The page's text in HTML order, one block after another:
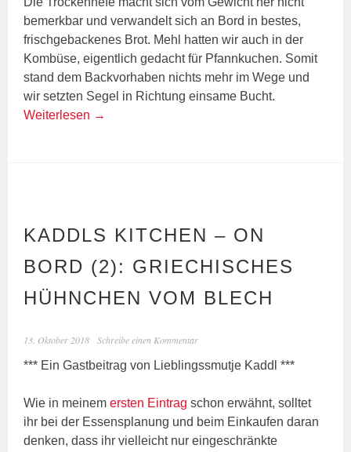
bemerkbar und verwandelt sich an Bord in bestes,
frischgebackenes Brot. Mehl hatten wir auch in der
Kombüse, eigentlich gedacht für Pfannkuchen. Somit
stand dem Backvorhaben nichts mehr im Wege und
wir setzten Segel in Richtung einsame Bucht.
Weiterlesen →
KADDLS KITCHEN – ON
BORD (2): GRIECHISCHES
HÜHNCHEN VOM BLECH
13. Oktober 2018 Schreibe einen Kommentar
*** Ein Gastbeitrag von Lieblingssmutje Kaddl ***
Wie in meinemersten Eintrag schon erwähnt, solltet
ihr bei der Essensplanung und beim Einkaufen daran
denken, dass ihr vielleicht nur eingeschränkte